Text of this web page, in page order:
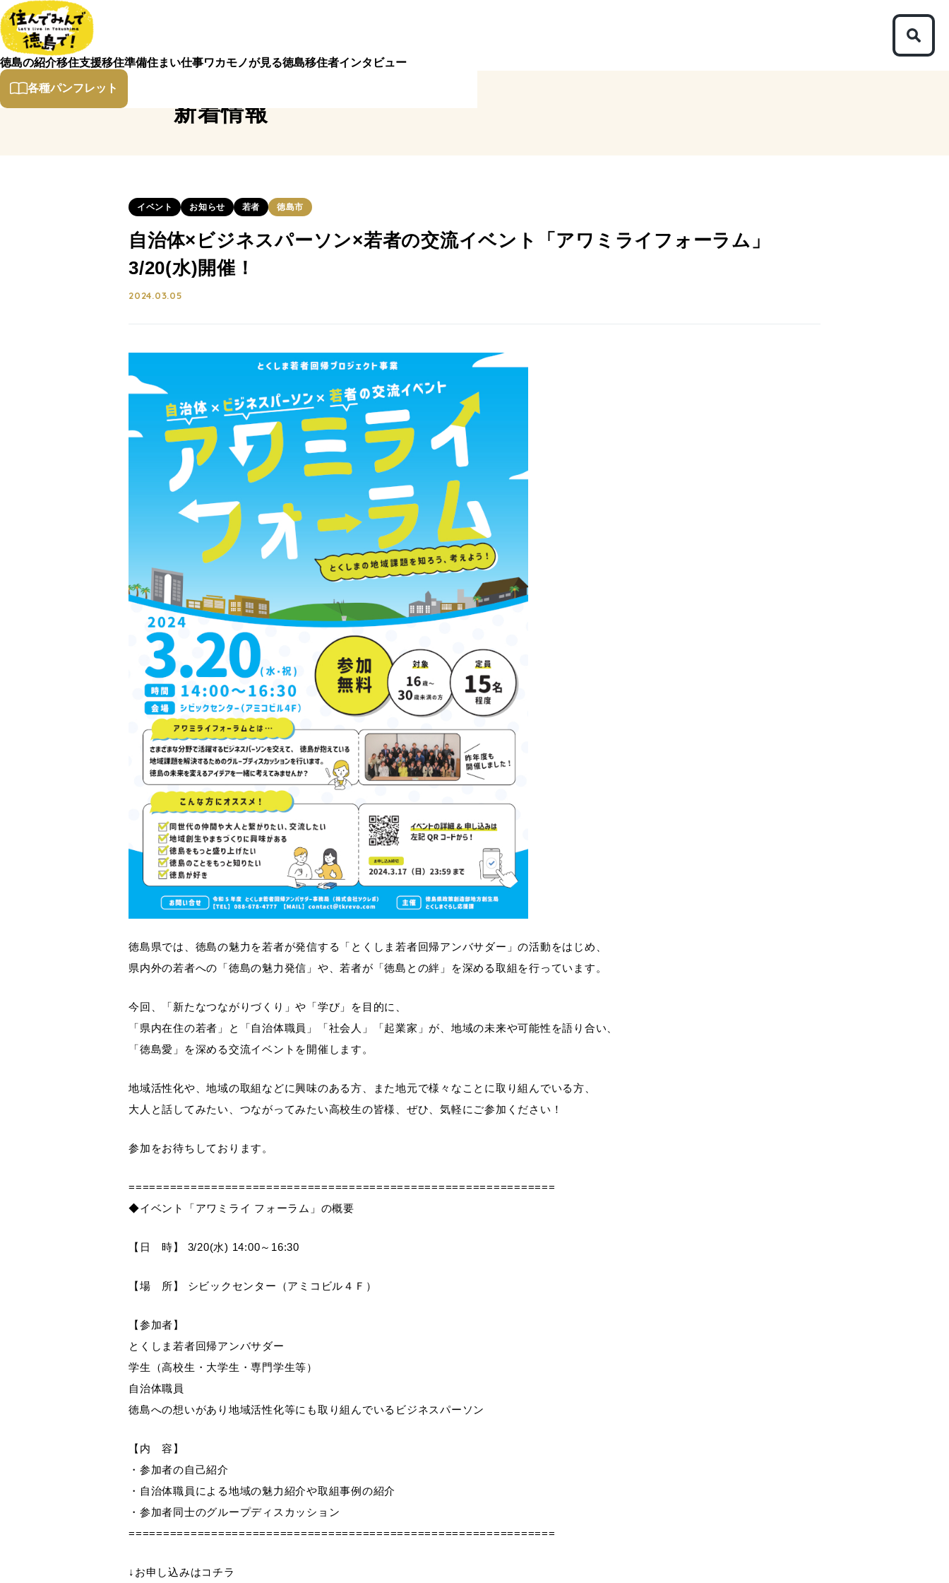
徳島の紹介移住支援移住準備住まい仕事ワカモノが見る徳島移住者インタビュー
各種パンフレット
新着情報
イベント お知らせ 若者 徳島市
自治体×ビジネスパーソン×若者の交流イベント「アワミライフォーラム」
3/20(水)開催！
2024.03.05
徳島県では、徳島の魅力を若者が発信する「とくしま若者回帰アンバサダー」の活動をはじめ、
県内外の若者への「徳島の魅力発信」や、若者が「徳島との絆」を深める取組を行っています。
今回、「新たなつながりづくり」や「学び」を目的に、
「県内在住の若者」と「自治体職員」「社会人」「起業家」が、地域の未来や可能性を語り合い、
「徳島愛」を深める交流イベントを開催します。
地域活性化や、地域の取組などに興味のある方、また地元で様々なことに取り組んでいる方、
大人と話してみたい、つながってみたい高校生の皆様、ぜひ、気軽にご参加ください！
参加をお待ちしております。
==============================================================
◆イベント「アワミライ フォーラム」の概要
【日 時】 3/20(水) 14:00～16:30
【場 所】 シビックセンター（アミコビル４Ｆ）
【参加者】
とくしま若者回帰アンバサダー
学生（高校生・大学生・専門学生等）
自治体職員
徳島への想いがあり地域活性化等にも取り組んでいるビジネスパーソン
【内 容】
・参加者の自己紹介
・自治体職員による地域の魅力紹介や取組事例の紹介
・参加者同士のグループディスカッション
==============================================================
↓お申し込みはコチラ